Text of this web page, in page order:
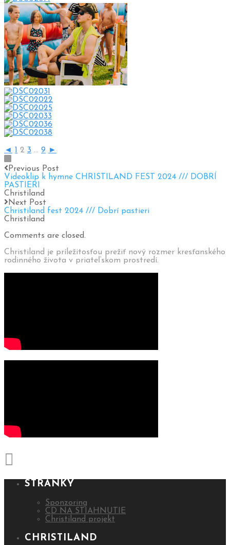
◄ 1 2 3 ... 9 ►
Previous Post
Videoklip k hymne CHRISTILAND FEST 2024 /// DOBRÍ
PASTIERI
Christiland
Next Post
Christiland fest 2024 /// Dobrí pastieri
Christiland
Comments are closed.
Christiland je príležitosťou prežiť nový rozmer kresťanského
rodinného života v priateľskom prostredí.
STRÁNKY
Sponzoring
CD NA STIAHNUTIE
Christiland projekt
CHRISTILAND